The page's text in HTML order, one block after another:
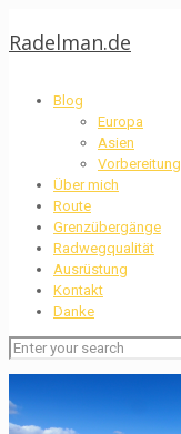
Radelman.de
Blog
Europa
Asien
Vorbereitung
Über mich
Route
Grenzübergänge
Radwegqualität
Ausrüstung
Kontakt
Danke